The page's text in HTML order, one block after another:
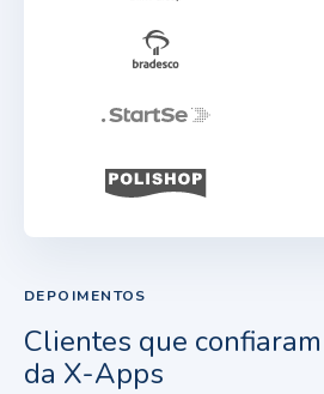
DEPOIMENTOS
Clientes que
da X-Apps